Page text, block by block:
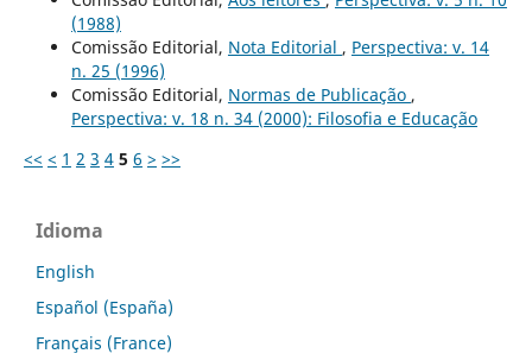
(1988)
Comissão Editorial, Nota Editorial , Perspectiva: v. 14
n. 25 (1996)
Comissão Editorial, Normas de Publicação ,
Perspectiva: v. 18 n. 34 (2000): Filosofia e Educação
<< < 1 2 3 4 5 6 > >>
Idioma
English
Español (España)
Français (France)